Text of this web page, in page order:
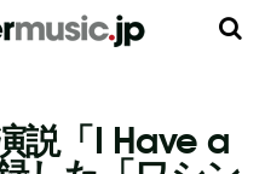
説「I Have a
ョンに移動